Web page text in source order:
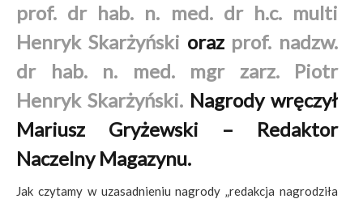
prof. dr hab. n. med. dr h.c. multi
Henryk Skarżyński oraz prof. nadzw.
dr hab. n. med. mgr zarz. Piotr
Henryk Skarżyński. Nagrody wręczył
Mariusz Gryżewski – Redaktor
Naczelny Magazynu.
Jak czytamy w uzasadnieniu nagrody „redakcja nagrodziła